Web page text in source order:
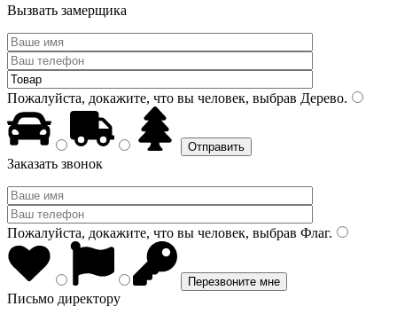
Вызвать замерщика
Пожалуйста, докажите, что вы человек, выбрав Дерево.
Заказать звонок
Пожалуйста, докажите, что вы человек, выбрав Флаг.
Письмо директору